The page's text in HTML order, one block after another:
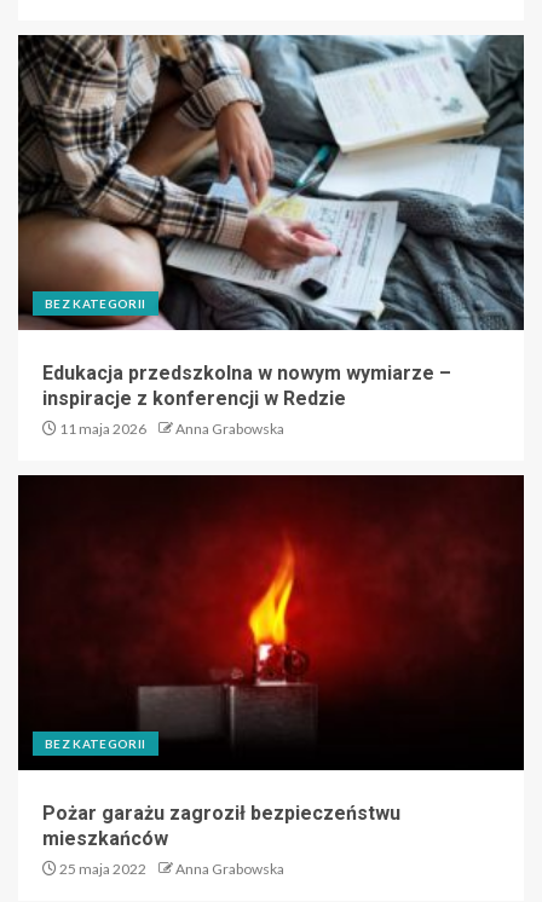
BEZ KATEGORII
Edukacja przedszkolna w nowym wymiarze –
inspiracje z konferencji w Redzie
11 maja 2026 Anna Grabowska
BEZ KATEGORII
Pożar garażu zagroził bezpieczeństwu
mieszkańców
25 maja 2022 Anna Grabowska